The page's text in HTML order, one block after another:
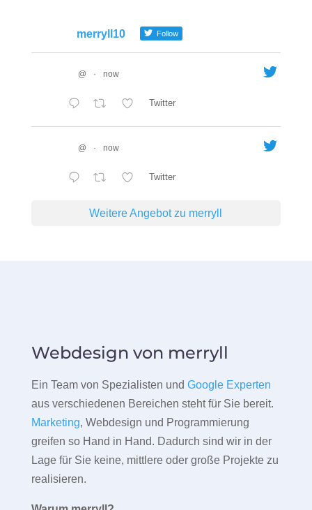
merryll10 Follow
@ · now
Twitter
@ · now
Twitter
Weitere Angebot zu merryll
Webdesign von merryll
Ein Team von Spezialisten und Google Experten
aus verschiedenen Bereichen steht für Sie bereit.
Marketing, Webdesign und Programmierung
greifen so Hand in Hand. Dadurch sind wir in der
Lage für Sie keine, mittlere oder große Projekte zu
realisieren.